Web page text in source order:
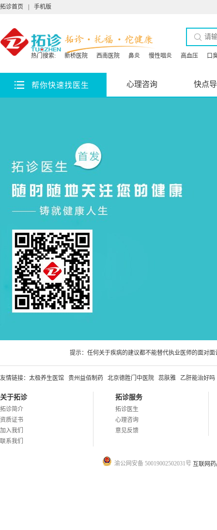
拓诊首页 手机版
热门搜索: 新桥医院 西南医院 鼻炎 慢性咽炎 高血压 口
帮你快速找医生 心理咨询 快点
提示：任何关于疾病的建议都不能替代执业医师的面对
友情链接： 太极养生医馆 贵州益佰制药 北京德胜门中医院 蕊肤雅 乙肝能治好吗
关于拓诊
拓诊简介
资质证书
加入我们
联系我们
拓诊服务
拓诊医生
心理咨询
意见反馈
渝公网安备 50019002502031号 互联网